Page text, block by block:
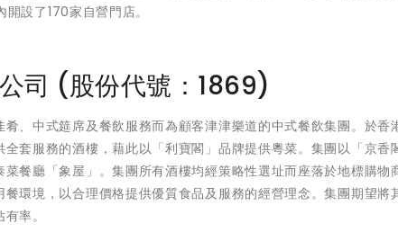
設了170家自營門店。
司 (股份代號：1869)
、中式筵席及餐飲服務而為顧客津津樂道的中式餐飲集團。於香
套服務的酒樓，藉此以「利寶閣」品牌提供粵菜。集團以「京香
餐廳「象屋」。集團所有酒樓均經策略性選址而座落於地標購物
環境，以合理價格提供優質食品及服務的經營理念。集團期望將
率。